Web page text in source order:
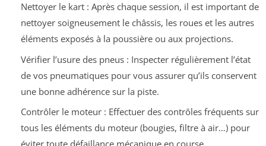
Nettoyer le kart : Après chaque session, il est important de
nettoyer soigneusement le châssis, les roues et les autres
éléments exposés à la poussière ou aux projections.
Vérifier l’usure des pneus : Inspecter régulièrement l’état
de vos pneumatiques pour vous assurer qu’ils conservent
une bonne adhérence sur la piste.
Contrôler le moteur : Effectuer des contrôles fréquents sur
tous les éléments du moteur (bougies, filtre à air…) pour